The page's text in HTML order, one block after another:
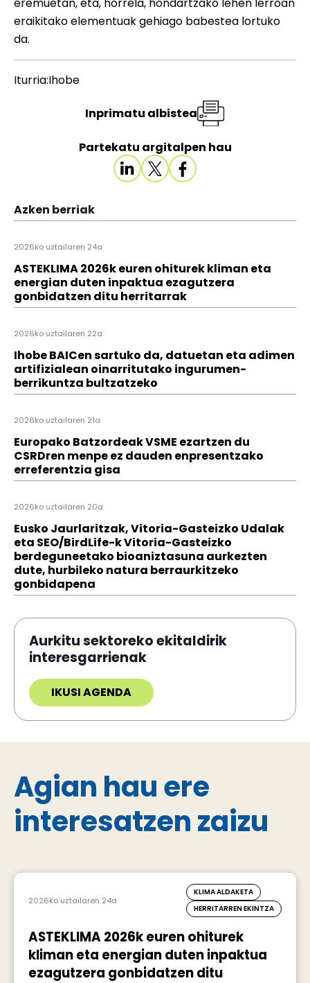
eraikitako elementuak gehiago babestea lortuko
da.
Iturria:Ihobe
Partekatu argitalpen hau
Inprimatu albistea
Azken berriak
2026ko uztailaren 24a
ASTEKLIMA 2026k euren ohiturek kliman eta
energian duten inpaktua ezagutzera
gonbidatzen ditu herritarrak
2026ko uztailaren 22a
Ihobe BAICen sartuko da, datuetan eta adimen
artifizialean oinarritutako ingurumen-
berrikuntza bultzatzeko
2026ko uztailaren 21a
Europako Batzordeak VSME ezartzen du
CSRDren menpe ez dauden enpresentzako
erreferentzia gisa
2026ko uztailaren 20a
Eusko Jaurlaritzak, Vitoria-Gasteizko Udalak
eta SEO/BirdLife-k Vitoria-Gasteizko
berdeguneetako bioaniztasuna aurkezten
dute, hurbileko natura berraurkitzeko
gonbidapena
Aurkitu sektoreko ekitaldirik
interesgarrienak
IKUSI AGENDA
Agian hau ere
interesatzen zaizu
2026ko uztailaren 24a
KLIMA ALDAKETA
HERRITARREN EKINTZA
ASTEKLIMA 2026k euren ohiturek
kliman eta energian duten inpaktua
ezagutzera gonbidatzen ditu